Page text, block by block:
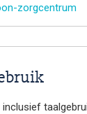
zorgcentrum